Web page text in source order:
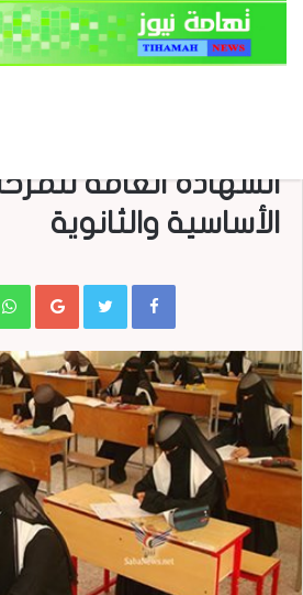
الشهادة العامة
الأساسية والثانوية